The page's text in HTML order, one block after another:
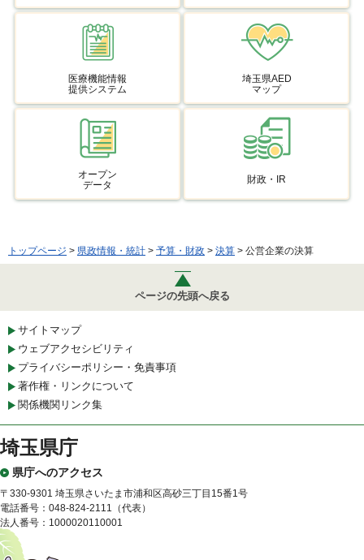
医療機能情報
提供システム
埼玉県AED
マップ
オープン
データ
財政・IR
トップページ > 県政情報・統計 > 予算・財政 > 決算 > 公営企業の決算
ページの先頭へ戻る
サイトマップ
ウェブアクセシビリティ
プライバシーポリシー・免責事項
著作権・リンクについて
関係機関リンク集
埼玉県庁
県庁へのアクセス
〒330-9301 埼玉県さいたま市浦和区高砂三丁目15番1号
電話番号：048-824-2111（代表）
法人番号：1000020110001